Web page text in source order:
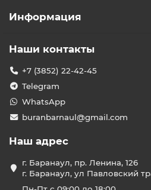
Информация
Наши контакты
+7 (3852) 22-42-45
Telegram
WhatsApp
buranbarnaul@gmail.com
Наш адрес
г. Баранаул, пр. Ленина, 126
г. Баранаул, ул Павловский